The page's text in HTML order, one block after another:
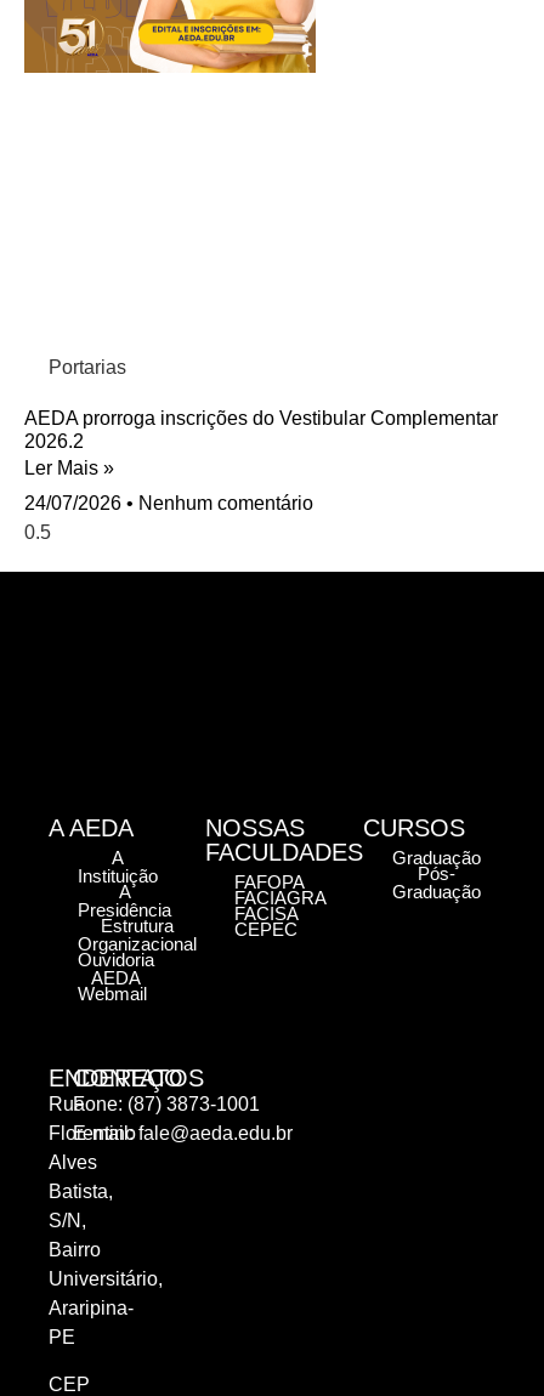
Portarias
AEDA prorroga inscrições do Vestibular Complementar
2026.2
Ler Mais »
24/07/2026
Nenhum comentário
ENDEREÇO
Rua
Florentino
Alves
Batista,
S/N,
Bairro
Universitário,
Araripina-
PE
CEP
CONTATOS
Fone: (87) 3873-1001
E-mail:fale@aeda.edu.br
A AEDA
A
Instituição
A
Presidência
Estrutura
Organizacional
Ouvidoria
AEDA
Webmail
NOSSAS
FACULDADES
FAFOPA
FACIAGRA
FACISA
CEPEC
CURSOS
Graduação
Pós-
Graduação